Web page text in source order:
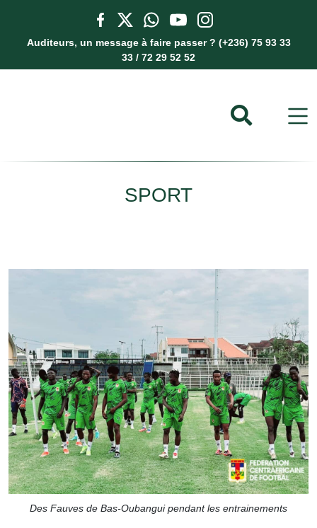
Auditeurs, un message à faire passer ? (+236) 75 93 33
33 / 72 29 52 52
SPORT
Des Fauves de Bas-Oubangui pendant les entrainements